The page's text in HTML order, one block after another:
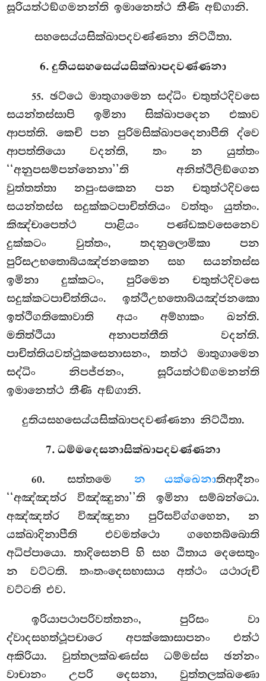
සූරියත්ථඞ්ගමනන්ති ඉමානෙත්ථ තීණි අඞ්ගානි.
සහසෙය්යසික්ඛාපදවණ්ණනා නිට්ඨිතා.
6. දුතියසහසෙය්යසික්ඛාපදවණ්ණනා
55. ඡට්ඨෙ මාතුගාමෙන සද්ධිං චතුත්ථදිවසෙ
සයන්තස්සාපි ඉමිනා සික්ඛාපදෙන එකාව
ආපත්ති. කෙචි පන පුරිමසික්ඛාපදෙනාපීති ද්වෙ
ආපත්තියො වදන්ති, තං න යුත්තං
‘‘අනුපසම්පන්නෙනා’’ති අනිත්ථිලිඞ්ගෙන
වුත්තත්තා නපුංසකෙන පන චතුත්ථදිවසෙ
සයන්තස්ස සදුක්කටපාචිත්තියං වත්තුං යුත්තං.
කිඤ්චාපෙත්ථ පාළියං පණ්ඩකවසෙනෙව
දුක්කටං වුත්තං, තදනුලොමිකා පන
පුරිසඋභතොබ්යඤ්ජනකෙන සහ සයන්තස්ස
ඉමිනා දුක්කටං, පුරිමෙන චතුත්ථදිවසෙ
සදුක්කටපාචිත්තියං. ඉත්ථිඋභතොබ්යඤ්ජනකො
ඉත්ථිගතිකොවාති අයං අම්හාකං ඛන්ති.
මතිත්ථියා අනාපත්තීති වදන්ති.
පාචිත්තියවත්ථුකසෙනාසනං, තත්ථ මාතුගාමෙන
සද්ධිං නිපජ්ජනං, සූරියත්ථඞ්ගමනන්ති
ඉමානෙත්ථ තීණි අඞ්ගානි.
දුතියසහසෙය්යසික්ඛාපදවණ්ණනා නිට්ඨිතා.
7. ධම්මදෙසනාසික්ඛාපදවණ්ණනා
60. සත්තමෙ න යක්ඛෙනාතිආදීනං
‘‘අඤ්ඤත්ර විඤ්ඤුනා’’ති ඉමිනා සම්බන්ධො.
අඤ්ඤත්ර විඤ්ඤුනා පුරිසවිග්ගහෙන, න
යක්ඛාදිනාපීති එවමත්ථො ගහෙතබ්බොති
අධිප්පායො. තාදිසෙනපි හි සහ ඨිතාය දෙසෙතුං
න වට්ටති. තංතංදෙසභාසාය අත්ථං යථාරුචි
වට්ටති එව.
ඉරියාපථාපරිවත්තනං, පුරිසං වා
ද්වාදසහත්ථූපචාරෙ අපක්කොසාපනං එත්ථ
අකිරියා. වුත්තලක්ඛණස්ස ධම්මස්ස ඡන්නං
වාචානං උපරි දෙසනා, වුත්තලක්ඛණො